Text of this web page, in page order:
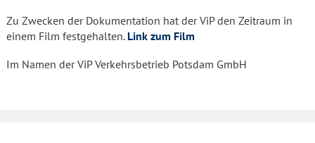
Zu Zwecken der Dokumentation hat der ViP den Zeitraum in
einem Film festgehalten. Link zum Film
Im Namen der ViP Verkehrsbetrieb Potsdam GmbH